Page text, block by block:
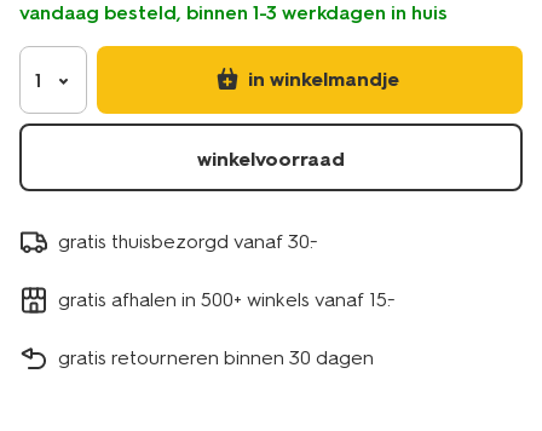
vandaag besteld, binnen 1-3 werkdagen in huis
1 in winkelmandje
winkelvoorraad
gratis thuisbezorgd vanaf 30.-
gratis afhalen in 500+ winkels vanaf 15.-
gratis retourneren binnen 30 dagen